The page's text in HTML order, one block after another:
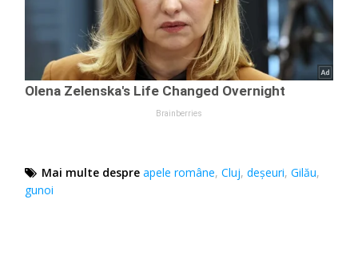
Mai multe despre apele române,Cluj,deșeuri,Gilău,
gunoi